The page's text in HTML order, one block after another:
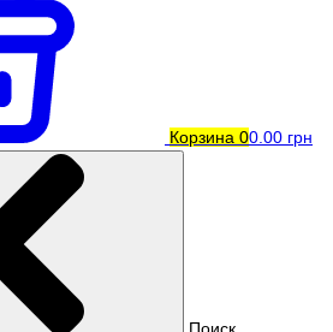
Корзина 00.00 грн